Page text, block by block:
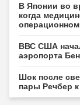
В Японии во
когда
операционном
ВВС США
аэропорта
Шок после
пары Речбер